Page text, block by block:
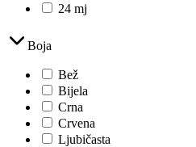
24 mj
Boja
Bež
Bijela
Crna
Crvena
Ljubičasta